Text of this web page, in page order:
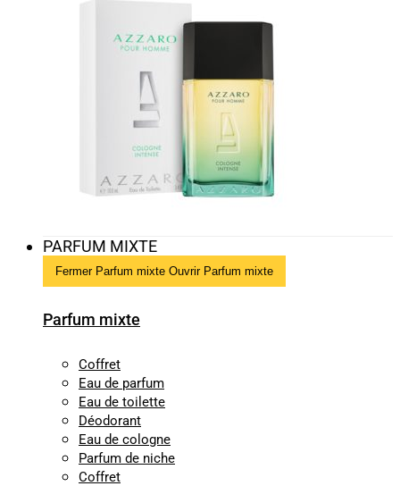
PARFUM MIXTE
Fermer Parfum mixte Ouvrir Parfum mixte
Parfum mixte
Coffret
Eau de parfum
Eau de toilette
Déodorant
Eau de cologne
Parfum de niche
Coffret